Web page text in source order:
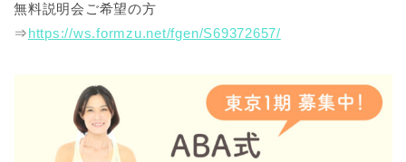
無料説明会ご希望の方
⇒https://ws.formzu.net/fgen/S69372657/